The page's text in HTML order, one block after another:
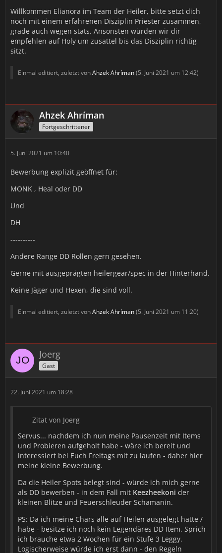
Willkommen Elianora im Team der Heiler, bitte setzt dich
noch mit einem erfahrenen Disziplin Priester zusammen,
grade auch wegen stats. Ansonsten würden wir dir
empfehlen auf Holy um zusattel bis das Disziplin richtig
sitzt.
Einmal editiert, zuletzt vonAhzek Ahríman(5. Juni 2021 um 12:42)
Ahzek Ahríman
Fortgeschrittener
5. Juni 2021 um 10:40
Bewerbung explizit geöffnet für:
MONK , Heal oder DD
Und
DH
----------
Andere Range DD Rollen gern gesehen.
Gerne mit ausgeprägten heilergear/spec in der Hinterhand.
Keine Jäger und Hexen, die sind voll.
Einmal editiert, zuletzt vonAhzek Ahríman(5. Juni 2021 um 11:20)
Joerg
Gast
22. Juni 2021 um 18:28
Zitat von Joerg
Servus... nachdem ich nun meine Pausenzeit mit Items
und Probieren aufgeholt habe - wäre ich bereit und
interessiert bei Euch Freitags mit zu laufen - daher hier
meine kleine Bewerbung.
Da die Heiler Spots belegt sind - würde ich mich gerne
als DD bewerben - in dem Fall mit Keezheekoni der
kleinen Blitze und Feuerschleuder Schamanin.
PS: Da ich meine Chars alle auf Heilen ausgelegt hatte /
habe - besitze ich noch kein Legendäres DD Item. Sprich
ich brauche etwa 2 Wochen für ein Stufe 3 Leggy.
Logischerweise würde ich erst dann - den Regeln